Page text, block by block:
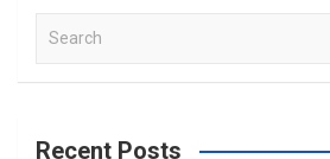
a
c
Recent Posts